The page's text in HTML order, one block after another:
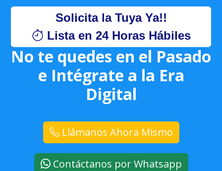
Solicita la Tuya Ya!!
Lista en 24 Horas Hábiles
No te quedes en el Pasado
e Intégrate a la Era
Digital
Llámanos Ahora Mismo
Contáctanos por Whatsapp